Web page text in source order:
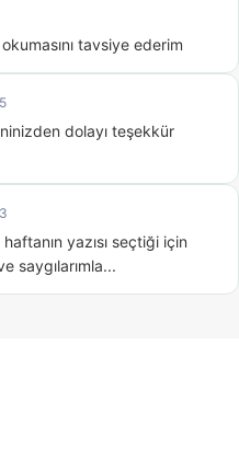
tavsiye ederim
dolayı teşekkür
yazısı seçtiği için
saygılarımla...